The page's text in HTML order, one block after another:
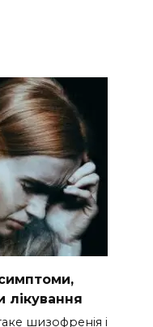
лікування
шизофренія і